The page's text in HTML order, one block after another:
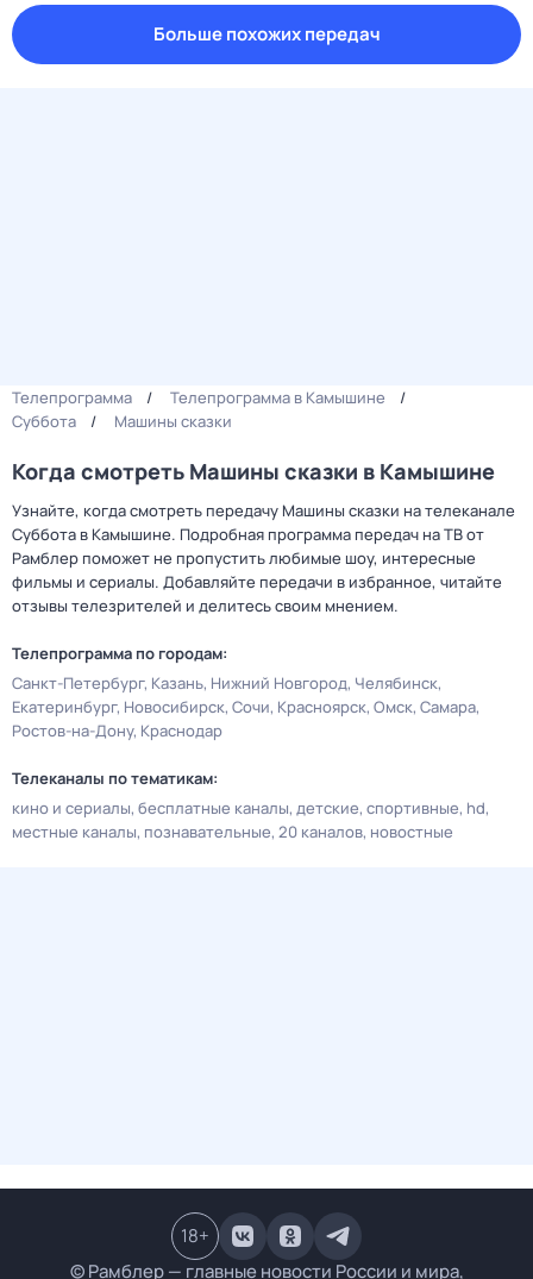
Больше похожих передач
Телепрограмма
Телепрограмма в Камышине
Суббота
Машины сказки
Когда смотреть Машины сказки в Камышине
Узнайте, когда смотреть передачу Машины сказки на телеканале
Суббота в Камышине. Подробная программа передач на ТВ от
Рамблер поможет не пропустить любимые шоу, интересные
фильмы и сериалы. Добавляйте передачи в избранное, читайте
отзывы телезрителей и делитесь своим мнением.
Телепрограмма по городам:
Санкт-Петербург Казань Нижний Новгород Челябинск
Екатеринбург Новосибирск Сочи Красноярск Омск Самара
Ростов-на-Дону Краснодар
Телеканалы по тематикам:
кино и сериалы бесплатные каналы детские спортивные hd
местные каналы познавательные 20 каналов новостные
© Рамблер — главные новости России и мира,
18+